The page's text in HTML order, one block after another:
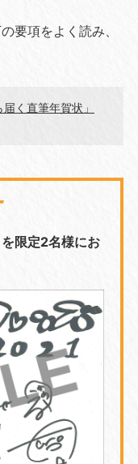
要項をよく読み、
く直筆年賀状」
限定2名様にお